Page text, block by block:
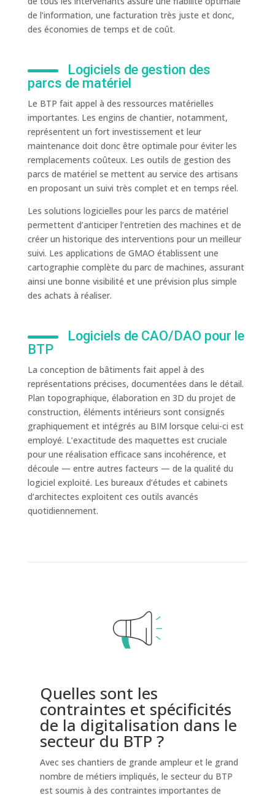
de l’information, une facturation très juste et donc,
des économies de temps et de coût.
Logiciels de gestion des
parcs de matériel
Le BTP fait appel à des ressources matérielles
importantes. Les engins de chantier, notamment,
représentent un fort investissement et leur
maintenance doit donc être optimale pour éviter les
remplacements coûteux. Les outils de gestion des
parcs de matériel se mettent au service des artisans
en proposant un suivi très complet et en temps réel.
Les solutions logicielles pour les parcs de matériel
permettent d’anticiper l’entretien des machines et de
créer un historique des interventions pour un meilleur
suivi. Les applications de GMAO établissent une
cartographie complète du parc de machines, assurant
ainsi une bonne visibilité et une prévision plus simple
des achats à réaliser.
Logiciels de CAO/DAO pour le
BTP
La conception de bâtiments fait appel à des
représentations précises, documentées dans le détail.
Plan topographique, élaboration en 3D du projet de
construction, éléments intérieurs sont consignés
graphiquement et intégrés au BIM lorsque celui-ci est
employé. L’exactitude des maquettes est cruciale
pour une réalisation efficace sans incohérence, et
découle — entre autres facteurs — de la qualité du
logiciel exploité. Les bureaux d’études et cabinets
d’architectes exploitent ces outils avancés
quotidiennement.
Quelles sont les
contraintes et spécificités
de la digitalisation dans le
secteur du BTP ?​
Avec ses chantiers de grande ampleur et le grand
nombre de métiers impliqués, le secteur du BTP
est soumis à des contraintes importantes de